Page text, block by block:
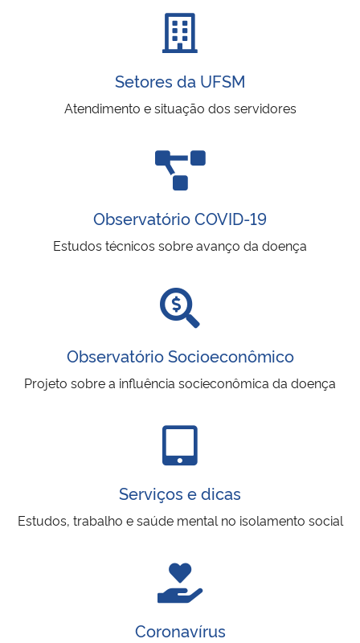
Setores da UFSM
Atendimento e situação dos servidores
Observatório COVID-19
Estudos técnicos sobre avanço da doença
Observatório Socioeconômico
Projeto sobre a influência socieconômica da doença
Serviços e dicas
Estudos, trabalho e saúde mental no isolamento social
Coronavírus